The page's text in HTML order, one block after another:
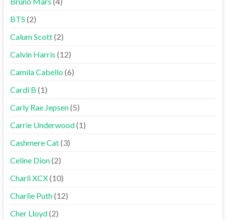
BTS (2)
Calum Scott(2)
Calvin Harris (12)
Camila Cabello(6)
Cardi B (1)
Carly Rae Jepsen(5)
Carrie Underwood(1)
Cashmere Cat(3)
Celine Dion(2)
Charli XCX(10)
Charlie Puth(12)
Cher Lloyd(2)